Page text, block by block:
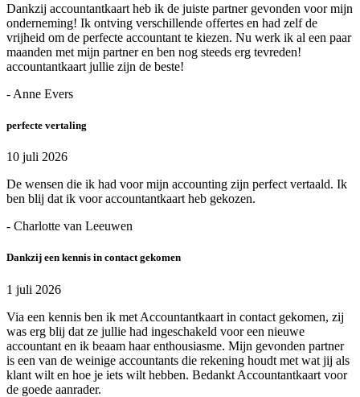
Dankzij accountantkaart heb ik de juiste partner gevonden voor mijn
onderneming! Ik ontving verschillende offertes en had zelf de
vrijheid om de perfecte accountant te kiezen. Nu werk ik al een paar
maanden met mijn partner en ben nog steeds erg tevreden!
accountantkaart jullie zijn de beste!
- Anne Evers
perfecte vertaling
10 juli 2026
De wensen die ik had voor mijn accounting zijn perfect vertaald. Ik
ben blij dat ik voor accountantkaart heb gekozen.
- Charlotte van Leeuwen
Dankzij een kennis in contact gekomen
1 juli 2026
Via een kennis ben ik met Accountantkaart in contact gekomen, zij
was erg blij dat ze jullie had ingeschakeld voor een nieuwe
accountant en ik beaam haar enthousiasme. Mijn gevonden partner
is een van de weinige accountants die rekening houdt met wat jij als
klant wilt en hoe je iets wilt hebben. Bedankt Accountantkaart voor
de goede aanrader.